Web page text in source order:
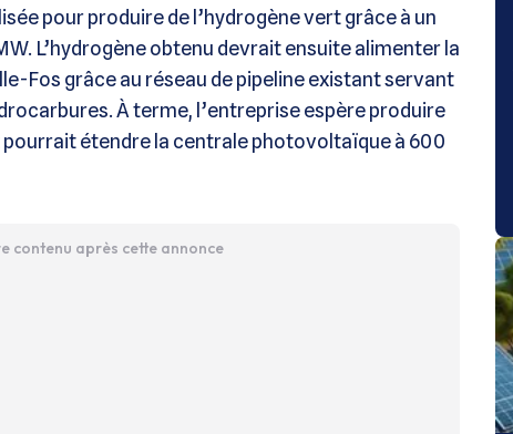
pour produire de l’hydrogène vert grâce à un
L’hydrogène obtenu devrait ensuite alimenter la
Fos grâce au réseau de pipeline existant servant
À terme, l’entreprise espère produire
étendre la centrale photovoltaïque à 600
contenu après cette annonce